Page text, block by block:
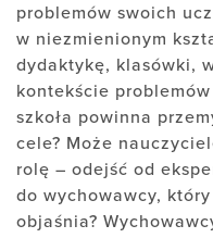
problemów swoich
w niezmienionym
dydaktykę, klasówki,
kontekście
szkoła powinna
cele? Może
rolę – odejść od
do wychowawcy,
objaśnia?